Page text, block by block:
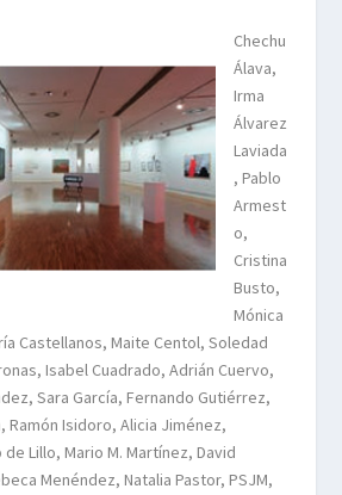
Chechu
Álava,
Irma
Álvarez
Laviada
, Pablo
Armest
o,
Cristina
Busto,
Mónica
Castellanos, Maite Centol, Soledad
Isabel Cuadrado, Adrián Cuervo,
Sara García, Fernando Gutiérrez,
Ramón Isidoro, Alicia Jiménez,
Lillo, Mario M. Martínez, David
Menéndez, Natalia Pastor, PSJM,